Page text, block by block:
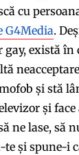
cu
G4Media.
există în
și stă
și
ne lase, să
și spune-i